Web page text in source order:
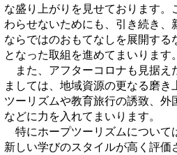
な盛り上がりを見せております。
わらせないためにも、引き続き、
ならではのおもてなしを展開する
となった取組を進めてまいります。
また、アフターコロナも見据え
ましては、地域資源の更なる磨
ツーリズムや教育旅行の誘致、外
などに力を入れてまいります。
特にホープツーリズムについて
新しい学びのスタイルが高く評価